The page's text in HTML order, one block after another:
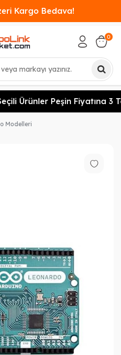
Kargo Bedava!
0
Ürünler Peşin Fiyatına 3
Modelleri